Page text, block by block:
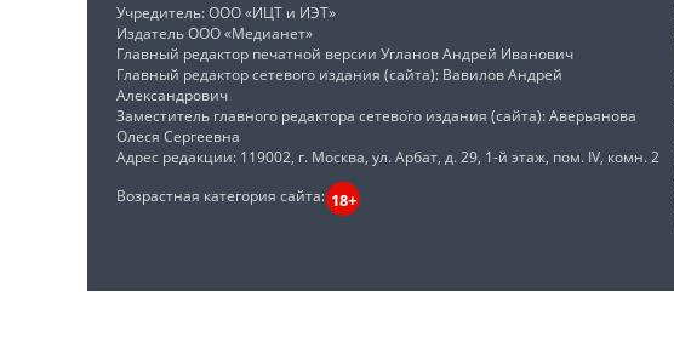
Учредитель: ООО «ИЦТ и ИЭТ»
Издатель ООО «Медианет»
Главный редактор печатной версии Угланов Андрей Иванович
Главный редактор сетевого издания (сайта): Вавилов Андрей
Александрович
Заместитель главного редактора сетевого издания (сайта): Аверьянова
Олеся Сергеевна
Адрес редакции: 119002, г. Москва, ул. Арбат, д. 29, 1-й этаж, пом. IV, комн. 2
Возрастная категория сайта: 18+